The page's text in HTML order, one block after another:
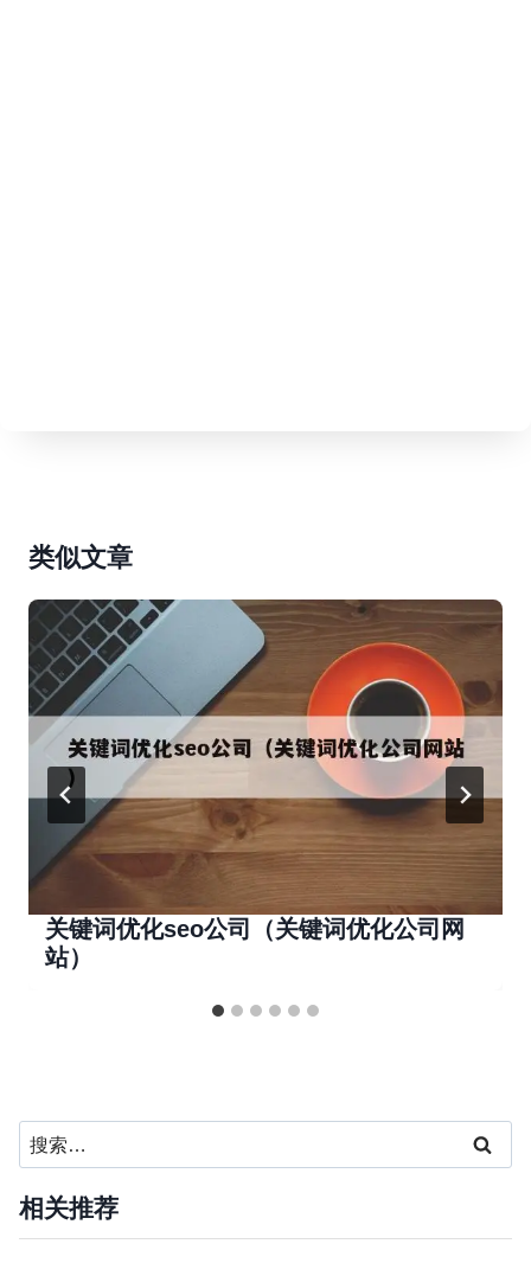
类似文章
关键词优化seo公司（关键词优化公司网
站）
搜
索：
相关推荐